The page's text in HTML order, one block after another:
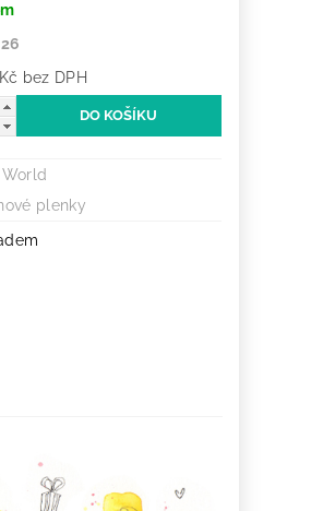
231,40 Kč bez DPH
plenky